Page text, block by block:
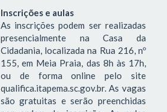
Inscrições e aulas
As inscrições podem ser realizadas
presencialmente na Casa da
Cidadania, localizada na Rua 216, nº
155, em Meia Praia, das 8h às 17h,
ou de forma online pelo site
qualifica.itapema.sc.gov.br. As vagas
são gratuitas e serão preenchidas